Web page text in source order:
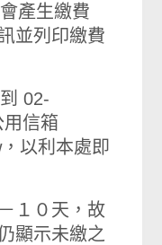
產生繳費
並列印繳費
02-
信箱
以利本處即
１０天，故
顯示未繳之